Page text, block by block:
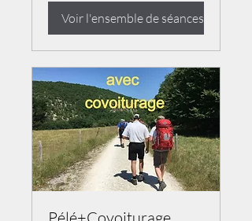
Voir l'ensemble de séances